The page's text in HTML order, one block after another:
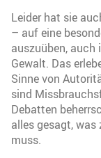
Leider hat sie
– auf eine
auszuüben, auch
Gewalt. Das
Sinne von
sind
Debatten
alles gesagt, was
muss.